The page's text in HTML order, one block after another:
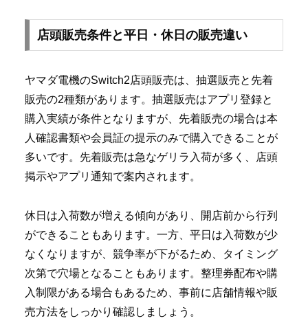
店頭販売条件と平日・休日の販売違い
ヤマダ電機のSwitch2店頭販売は、抽選販売と先着
販売の2種類があります。抽選販売はアプリ登録と
購入実績が条件となりますが、先着販売の場合は本
人確認書類や会員証の提示のみで購入できることが
多いです。先着販売は急なゲリラ入荷が多く、店頭
掲示やアプリ通知で案内されます。
休日は入荷数が増える傾向があり、開店前から行列
ができることもあります。一方、平日は入荷数が少
なくなりますが、競争率が下がるため、タイミング
次第で穴場となることもあります。整理券配布や購
入制限がある場合もあるため、事前に店舗情報や販
売方法をしっかり確認しましょう。